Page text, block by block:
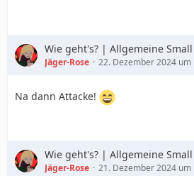
Wie geht's? | Allgemeine Small
Jäger-Rose 22. Dezember 2024 um
Na dann Attacke!
Wie geht's? | Allgemeine Small
Jäger-Rose 21. Dezember 2024 um